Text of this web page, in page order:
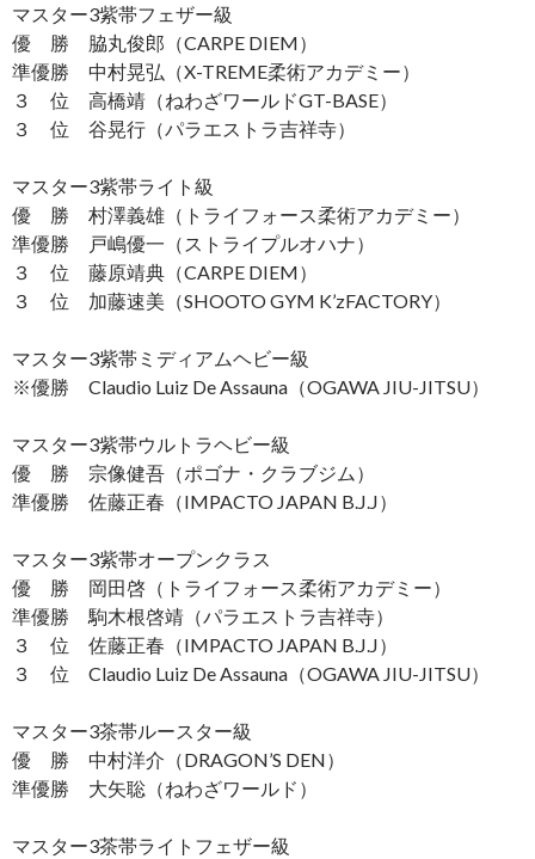
マスター3紫帯フェザー級
優 勝 脇丸俊郎（CARPE DIEM）
準優勝 中村晃弘（X-TREME柔術アカデミー）
３ 位 高橋靖（ねわざワールドGT-BASE）
３ 位 谷晃行（パラエストラ吉祥寺）
マスター3紫帯ライト級
優 勝 村澤義雄（トライフォース柔術アカデミー）
準優勝 戸嶋優一（ストライプルオハナ）
３ 位 藤原靖典（CARPE DIEM）
３ 位 加藤速美（SHOOTO GYM K’zFACTORY）
マスター3紫帯ミディアムヘビー級
※優勝 Claudio Luiz De Assauna（OGAWA JIU-JITSU）
マスター3紫帯ウルトラヘビー級
優 勝 宗像健吾（ポゴナ・クラブジム）
準優勝 佐藤正春（IMPACTO JAPAN B.J.J）
マスター3紫帯オープンクラス
優 勝 岡田啓（トライフォース柔術アカデミー）
準優勝 駒木根啓靖（パラエストラ吉祥寺）
３ 位 佐藤正春（IMPACTO JAPAN B.J.J）
３ 位 Claudio Luiz De Assauna（OGAWA JIU-JITSU）
マスター3茶帯ルースター級
優 勝 中村洋介（DRAGON’S DEN）
準優勝 大矢聡（ねわざワールド）
マスター3茶帯ライトフェザー級